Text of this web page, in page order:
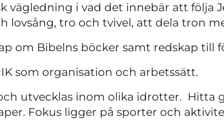
vägledning i vad det innebär att följa
lovsång, tro och tvivel, att dela tron
om Bibelns böcker samt redskap
som organisation och arbetssätt.
utvecklas inom olika idrotter. Hitta
Fokus ligger på sporter och